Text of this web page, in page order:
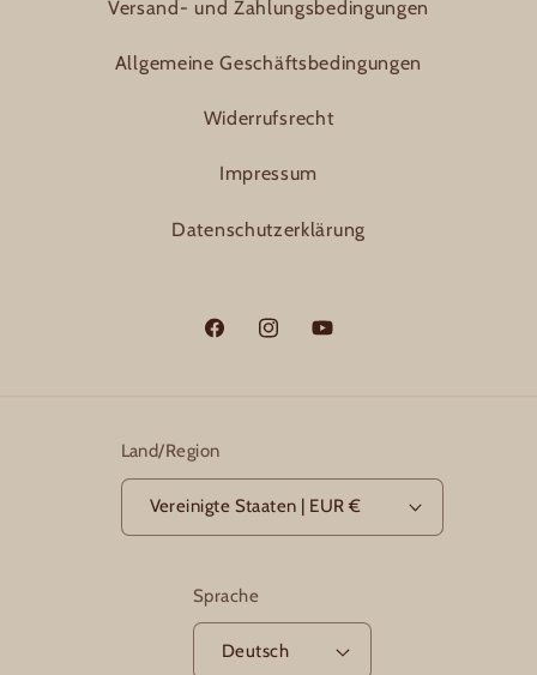
Versand- und Zahlungsbedingungen
Allgemeine Geschäftsbedingungen
Widerrufsrecht
Impressum
Datenschutzerklärung
FacebookInstagramYouTube
Land/Region
Vereinigte Staaten | EUR €
Sprache
Deutsch